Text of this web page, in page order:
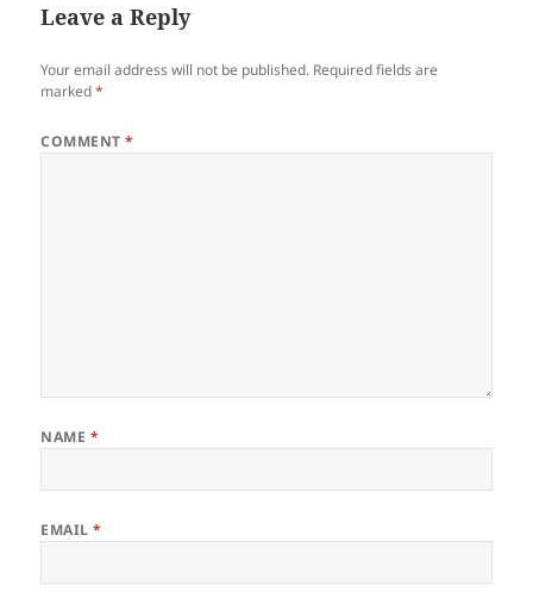
Leave a Reply
Your email address will not be published. Required fields are
marked*
COMMENT*
NAME *
EMAIL*